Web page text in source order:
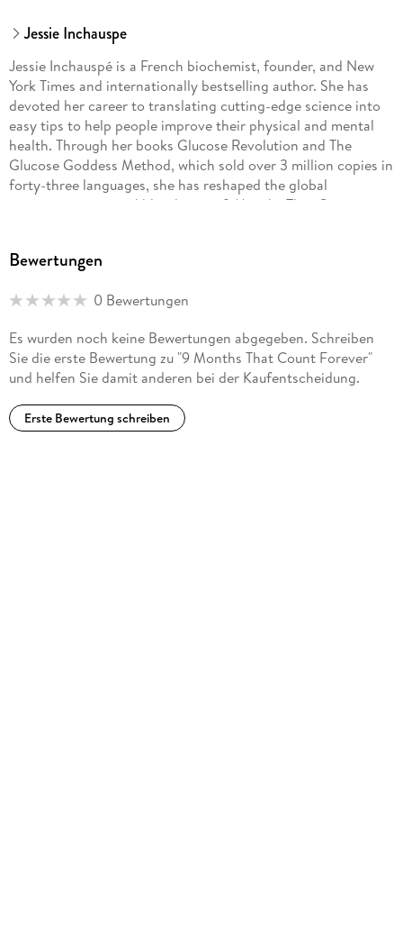
Jessie Inchauspe
Jessie Inchauspé is a French biochemist, founder, and New
York Times and internationally bestselling author. She has
devoted her career to translating cutting-edge science into
easy tips to help people improve their physical and mental
health. Through her books Glucose Revolution and The
Glucose Goddess Method, which sold over 3 million copies in
forty-three languages, she has reshaped the global
conversation around blood sugar. 9 Months That Count
popular social community @GlucoseGoddess, where she
holds a BSc in mathematics from King’s College, London,
Bewertungen
0 Bewertungen
Es wurden noch keine Bewertungen abgegeben. Schreiben
Sie die erste Bewertung zu "9 Months That Count Forever"
und helfen Sie damit anderen bei der Kaufentscheidung.
Erste Bewertung schreiben